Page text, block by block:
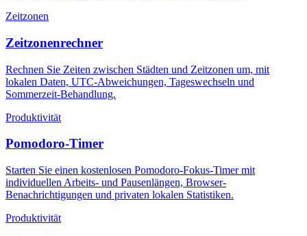
Zeitzonen
Zeitzonenrechner
Rechnen Sie Zeiten zwischen Städten und Zeitzonen um, mit
lokalen Daten, UTC-Abweichungen, Tageswechseln und
Sommerzeit-Behandlung.
Produktivität
Pomodoro-Timer
Starten Sie einen kostenlosen Pomodoro-Fokus-Timer mit
individuellen Arbeits- und Pausenlängen, Browser-
Benachrichtigungen und privaten lokalen Statistiken.
Produktivität